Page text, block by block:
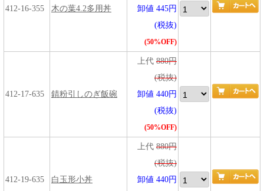
412-16-355 木の葉4.2多用丼
卸値 445円
(税抜)
(50%OFF)
412-17-635 錆粉引しのぎ飯碗
上代 880円
(税抜)
卸値 440円
(税抜)
(50%OFF)
412-19-635 白玉形小丼
上代 880円
(税抜)
卸値 440円